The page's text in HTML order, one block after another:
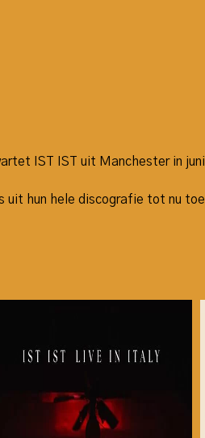
IST IST uit Manchester in
uit hun hele discografie tot nu